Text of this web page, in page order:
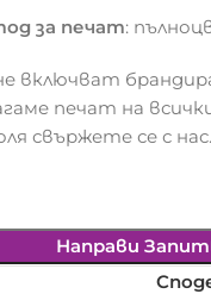
за печат:
включват
печат на
свържете се с нас.
Направи